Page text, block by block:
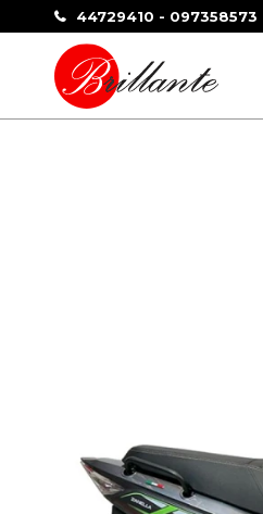
44729410 - 097358573